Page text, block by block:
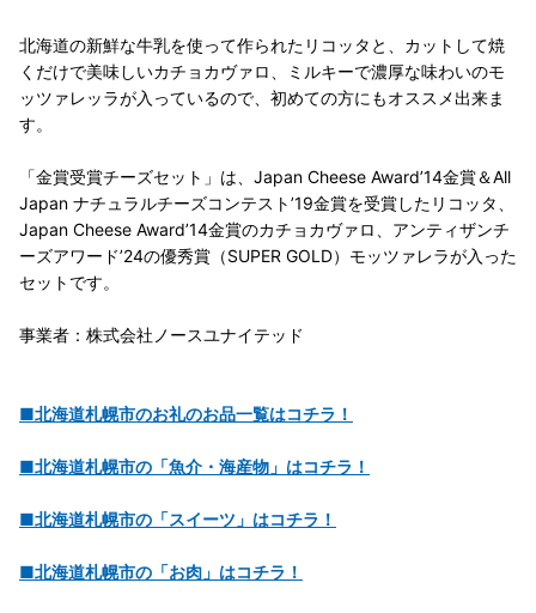
北海道の新鮮な牛乳を使って作られたリコッタと、カットして焼
くだけで美味しいカチョカヴァロ、ミルキーで濃厚な味わいのモ
ッツァレッラが入っているので、初めての方にもオススメ出来ま
す。
「金賞受賞チーズセット」は、Japan Cheese Award’14金賞＆All
Japan ナチュラルチーズコンテスト’19金賞を受賞したリコッタ、
Japan Cheese Award’14金賞のカチョカヴァロ、アンティザンチ
ーズアワード’24の優秀賞（SUPER GOLD）モッツァレラが入った
セットです。
事業者：株式会社ノースユナイテッド
■北海道札幌市のお礼のお品一覧はコチラ！
■北海道札幌市の「魚介・海産物」はコチラ！
■北海道札幌市の「スイーツ」はコチラ！
■北海道札幌市の「お肉」はコチラ！